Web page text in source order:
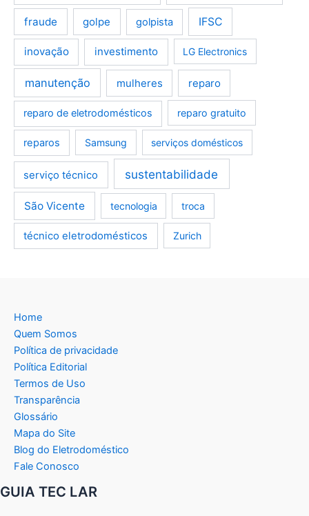
fraude golpe golpista IFSC
inovação investimento LG Electronics
manutenção mulheres reparo
reparo de eletrodomésticos reparo gratuito
reparos Samsung serviços domésticos
serviço técnico sustentabilidade
São Vicente tecnologia troca
técnico eletrodomésticos Zurich
Home
Quem Somos
Política de privacidade
Política Editorial
Termos de Uso
Transparência
Glossário
Mapa do Site
Blog do Eletrodoméstico
Fale Conosco
GUIA TEC LAR